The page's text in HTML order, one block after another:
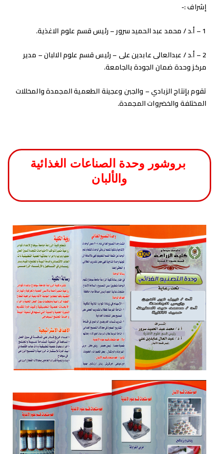
إشراف :-
1 – أ.د / محمد عبد الحميد سرور – رئيس قسم علوم الاغذية.
2 – أ.د / عبدالعالى عابدين على – رئيس قسم علوم الالبان – مدير
مركز وحدة ضمان الجودة بالجامعة.
تقوم بإنتاج الزبادي – والجبن وعجينة الطعمية المجمدة والمخللات
المختلفة والخضروات المجمدة.
بروشور وحدة الصناعات الغذائية
والألبان